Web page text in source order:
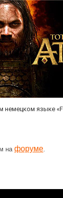
немецком языке
на форуме.